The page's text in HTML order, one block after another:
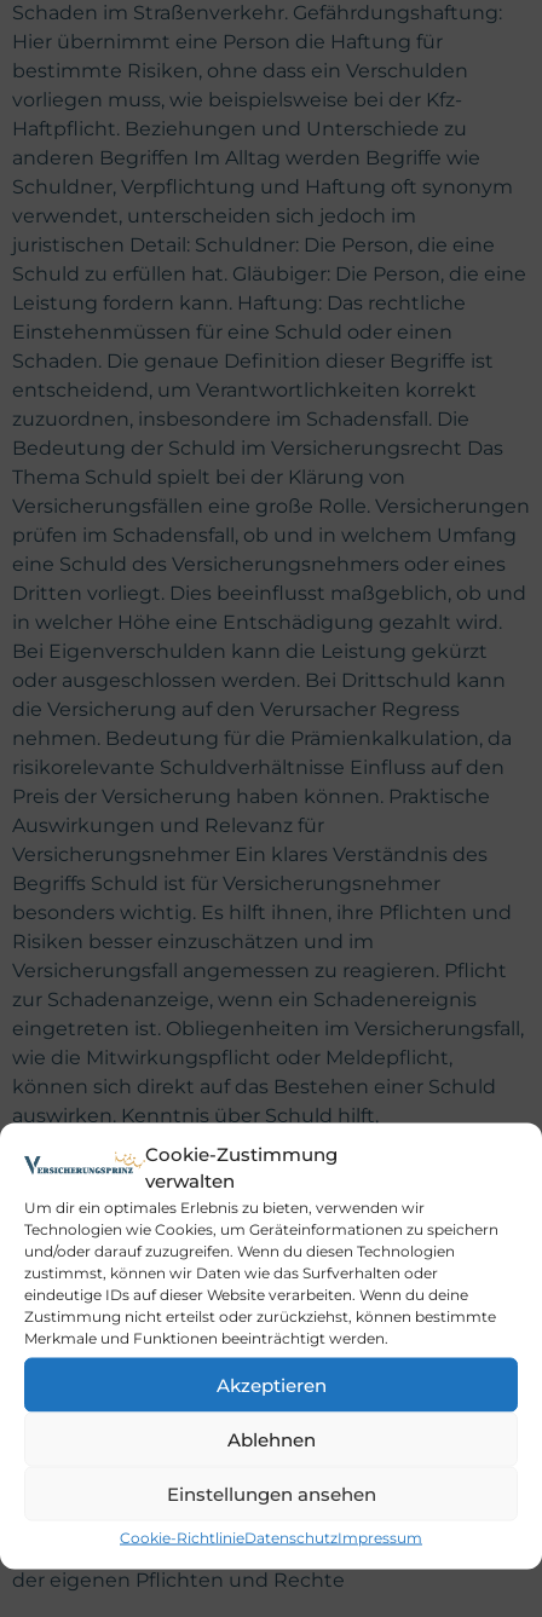
Cookie-Zustimmung
verwalten
Um dir ein optimales Erlebnis zu bieten, verwenden wir
Technologien wie Cookies, um Geräteinformationen zu speichern
und/oder darauf zuzugreifen. Wenn du diesen Technologien
zustimmst, können wir Daten wie das Surfverhalten oder
eindeutige IDs auf dieser Website verarbeiten. Wenn du deine
Zustimmung nicht erteilst oder zurückziehst, können bestimmte
Merkmale und Funktionen beeinträchtigt werden.
Akzeptieren
Ablehnen
Einstellungen ansehen
Cookie-RichtlinieDatenschutzImpressum
Schaden im Straßenverkehr. Gefährdungshaftung:
Hier übernimmt eine Person die Haftung für
bestimmte Risiken, ohne dass ein Verschulden
vorliegen muss, wie beispielsweise bei der Kfz-
Haftpflicht. Beziehungen und Unterschiede zu
anderen Begriffen Im Alltag werden Begriffe wie
Schuldner, Verpflichtung und Haftung oft synonym
verwendet, unterscheiden sich jedoch im
juristischen Detail: Schuldner: Die Person, die eine
Schuld zu erfüllen hat. Gläubiger: Die Person, die eine
Leistung fordern kann. Haftung: Das rechtliche
Einstehenmüssen für eine Schuld oder einen
Schaden. Die genaue Definition dieser Begriffe ist
entscheidend, um Verantwortlichkeiten korrekt
zuzuordnen, insbesondere im Schadensfall. Die
Bedeutung der Schuld im Versicherungsrecht Das
Thema Schuld spielt bei der Klärung von
Versicherungsfällen eine große Rolle. Versicherungen
prüfen im Schadensfall, ob und in welchem Umfang
eine Schuld des Versicherungsnehmers oder eines
Dritten vorliegt. Dies beeinflusst maßgeblich, ob und
in welcher Höhe eine Entschädigung gezahlt wird.
Bei Eigenverschulden kann die Leistung gekürzt
oder ausgeschlossen werden. Bei Drittschuld kann
die Versicherung auf den Verursacher Regress
nehmen. Bedeutung für die Prämienkalkulation, da
risikorelevante Schuldverhältnisse Einfluss auf den
Preis der Versicherung haben können. Praktische
Auswirkungen und Relevanz für
Versicherungsnehmer Ein klares Verständnis des
Begriffs Schuld ist für Versicherungsnehmer
besonders wichtig. Es hilft ihnen, ihre Pflichten und
Risiken besser einzuschätzen und im
Versicherungsfall angemessen zu reagieren. Pflicht
zur Schadenanzeige, wenn ein Schadenereignis
eingetreten ist. Obliegenheiten im Versicherungsfall,
wie die Mitwirkungspflicht oder Meldepflicht,
können sich direkt auf das Bestehen einer Schuld
auswirken. Kenntnis über Schuld hilft,
ungerechtfertigte Ansprüche zu vermeiden. Risiken
und Einschränkungen: Unwissenheit über die
eigene Schuld kann zu Nachteilen bei der
Schadensregulierung führen. Missverständnisse
hinsichtlich vertraglicher Pflichten können finanzielle
Einbußen bedeuten. Verspätete Schadenmeldung
kann ebenfalls den Versicherungsschutz
beeinträchtigen. Nutzung der Kenntnis von Schuld
im Alltag Die Auseinandersetzung mit dem Begriff
Schuld gibt sowohl Versicherungsnehmern als auch
anderen Verbrauchern mehr Sicherheit im Umgang
Abschluss und Prüfung von Versicherungsverträgen
Vermeidung von Streitigkeiten durch klare Kenntnis
der eigenen Pflichten und Rechte